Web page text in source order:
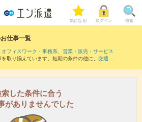
気になる! ログイン 検索
仕事一覧
オフィスワーク・事務系、 営業・販売・サービス
取り揃えています。短期の条件の他に、 交通費
した条件に合う
がありませんでした